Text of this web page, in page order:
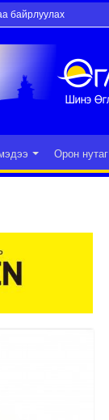
байрлуулах
Орон нутаг